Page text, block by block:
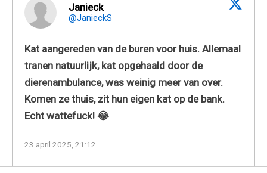
Janieck
@JanieckS
Kat aangereden van de buren voor huis. Allemaal
tranen natuurlijk, kat opgehaald door de
dierenambulance, was weinig meer van over.
Komen ze thuis, zit hun eigen kat op de bank.
Echt wattefuck! 😂
23 april 2025, 21:12